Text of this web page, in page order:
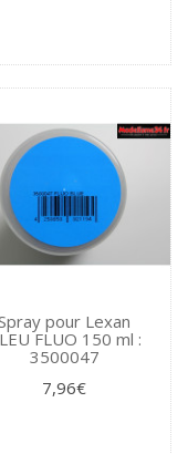
pour Lexan
FLUO 150 ml :
3500047
7,96€